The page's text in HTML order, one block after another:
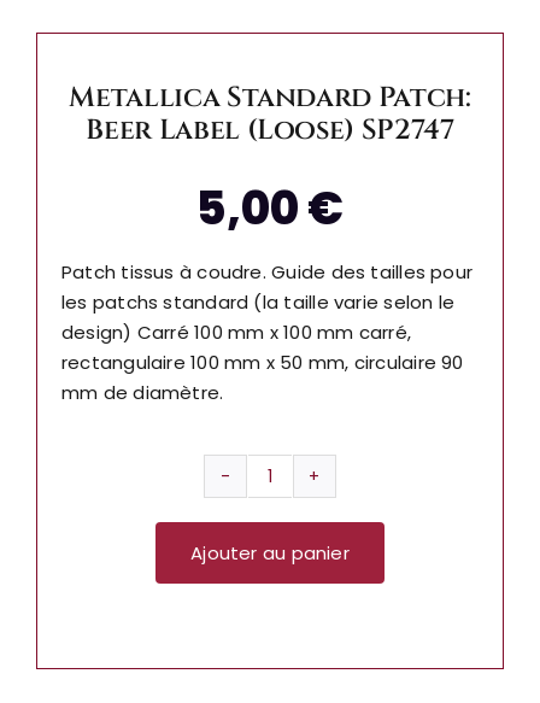
Metallica Standard Patch:
Beer Label (Loose) SP2747
5,00€
Patch tissus à coudre. Guide des tailles pour
les patchs standard (la taille varie selon le
design) Carré 100 mm x 100 mm carré,
rectangulaire 100 mm x 50 mm, circulaire 90
mm de diamètre.
quantité
de
Metallica
Standard
Ajouter au panier